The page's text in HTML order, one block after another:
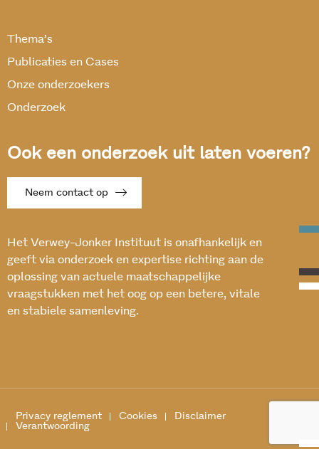
Thema’s
Publicaties en Cases
Onze onderzoekers
Onderzoek
Ook een onderzoek uit laten voeren?
Neem contact op
Het Verwey-Jonker Instituut is onafhankelijk en
geeft via onderzoek en expertise richting aan de
oplossing van actuele maatschappelijke
vraagstukken met het oog op een betere, vitale
en stabiele samenleving.
Privacy reglement Cookies
Disclaimer
Verantwoording